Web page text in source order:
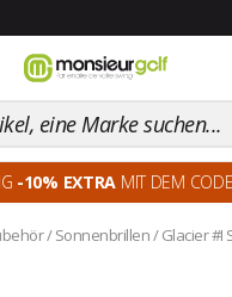
-10% EXTRA MIT DEM CODE
/Sonnenbrillen/Glacier #I